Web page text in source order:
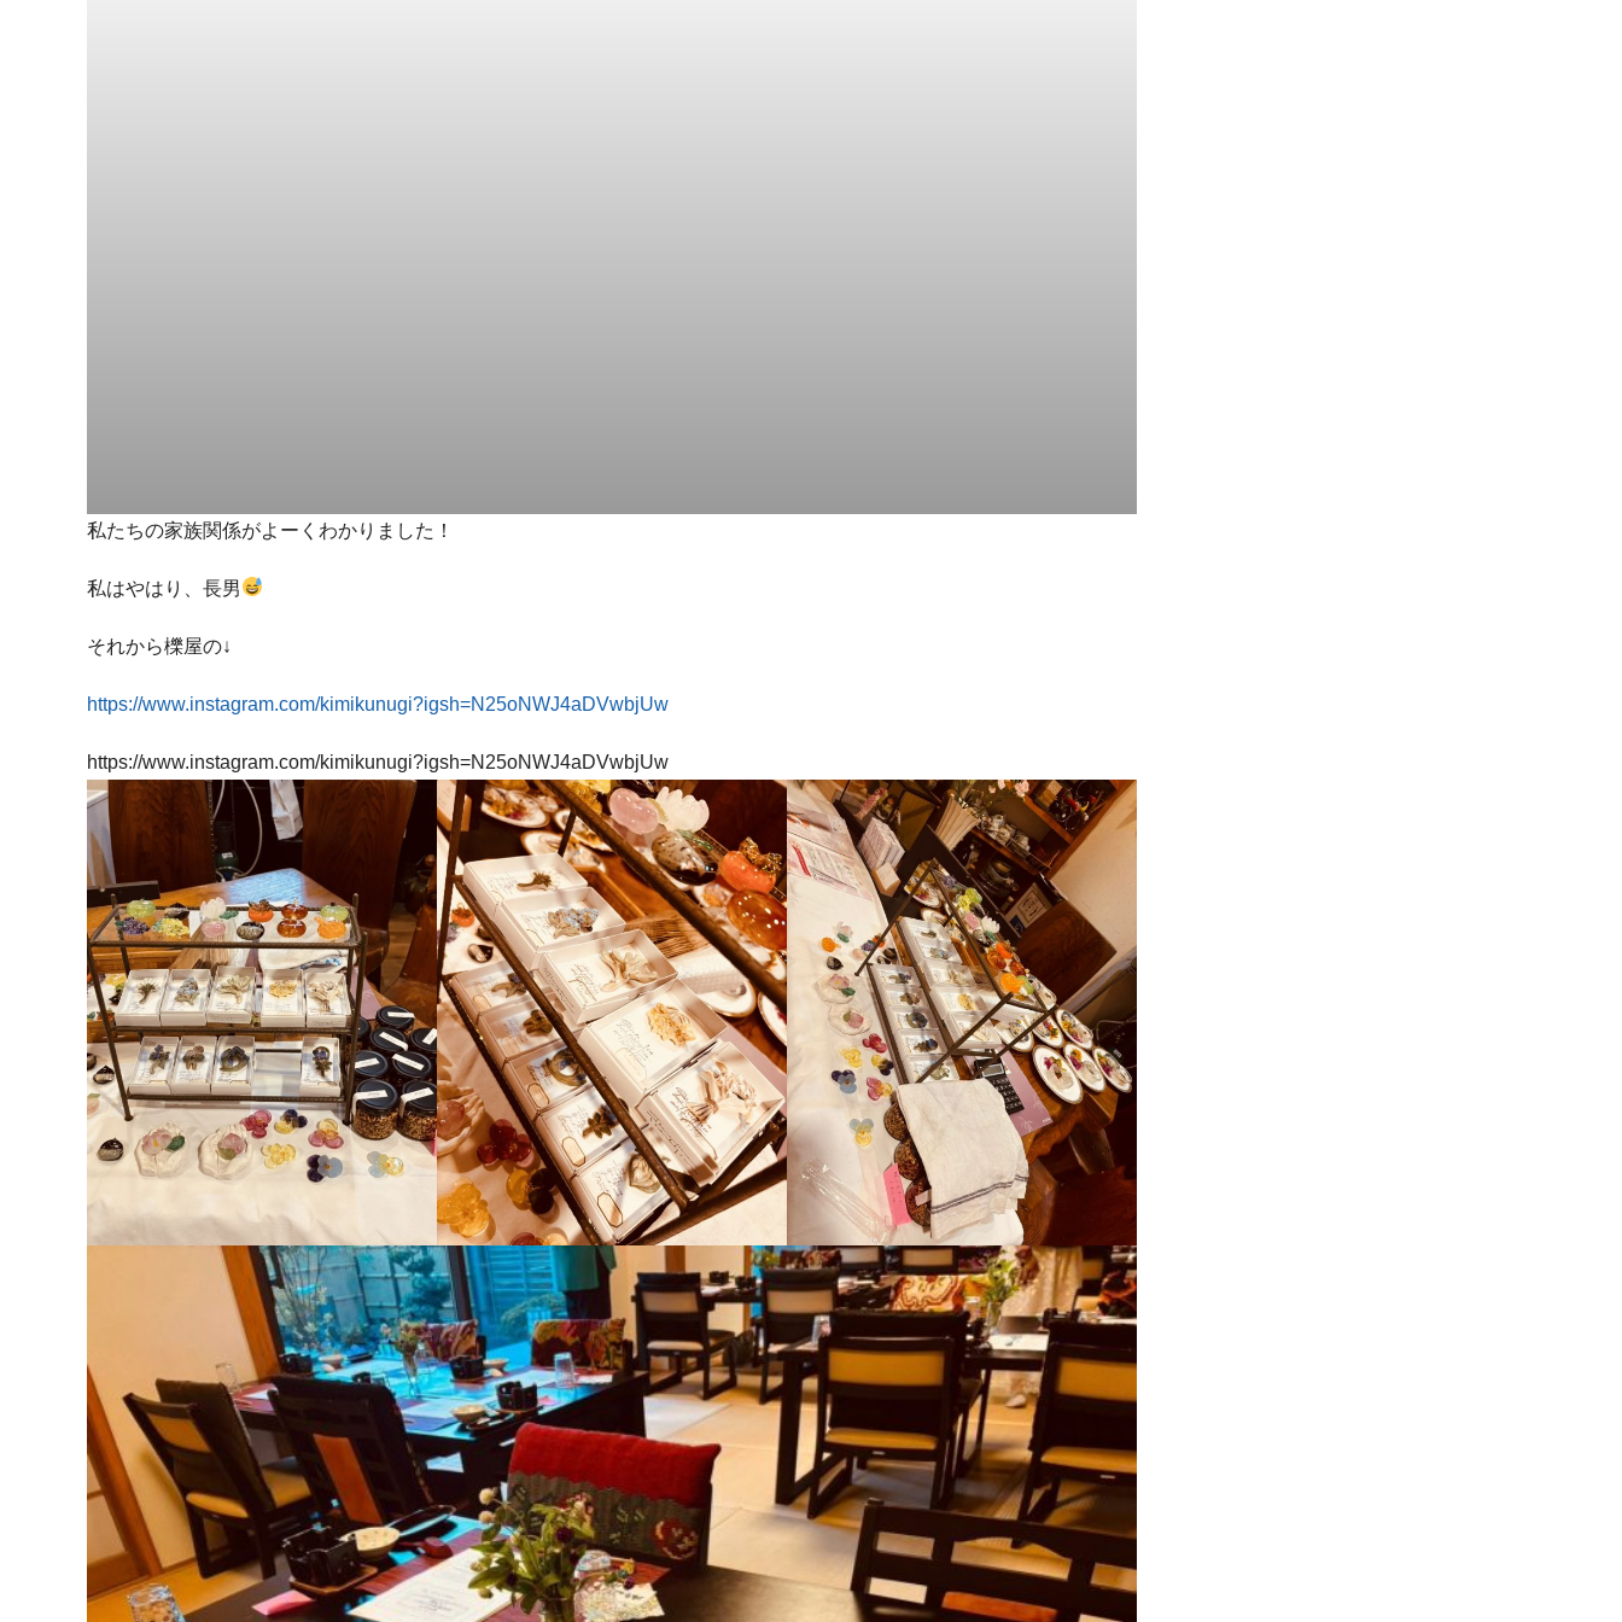
私たちの家族関係がよーくわかりました！
私はやはり、長男
それから櫟屋の↓
https://www.instagram.com/kimikunugi?igsh=N25oNWJ4aDVwbjUw
https://www.instagram.com/kimikunugi?igsh=N25oNWJ4aDVwbjUw